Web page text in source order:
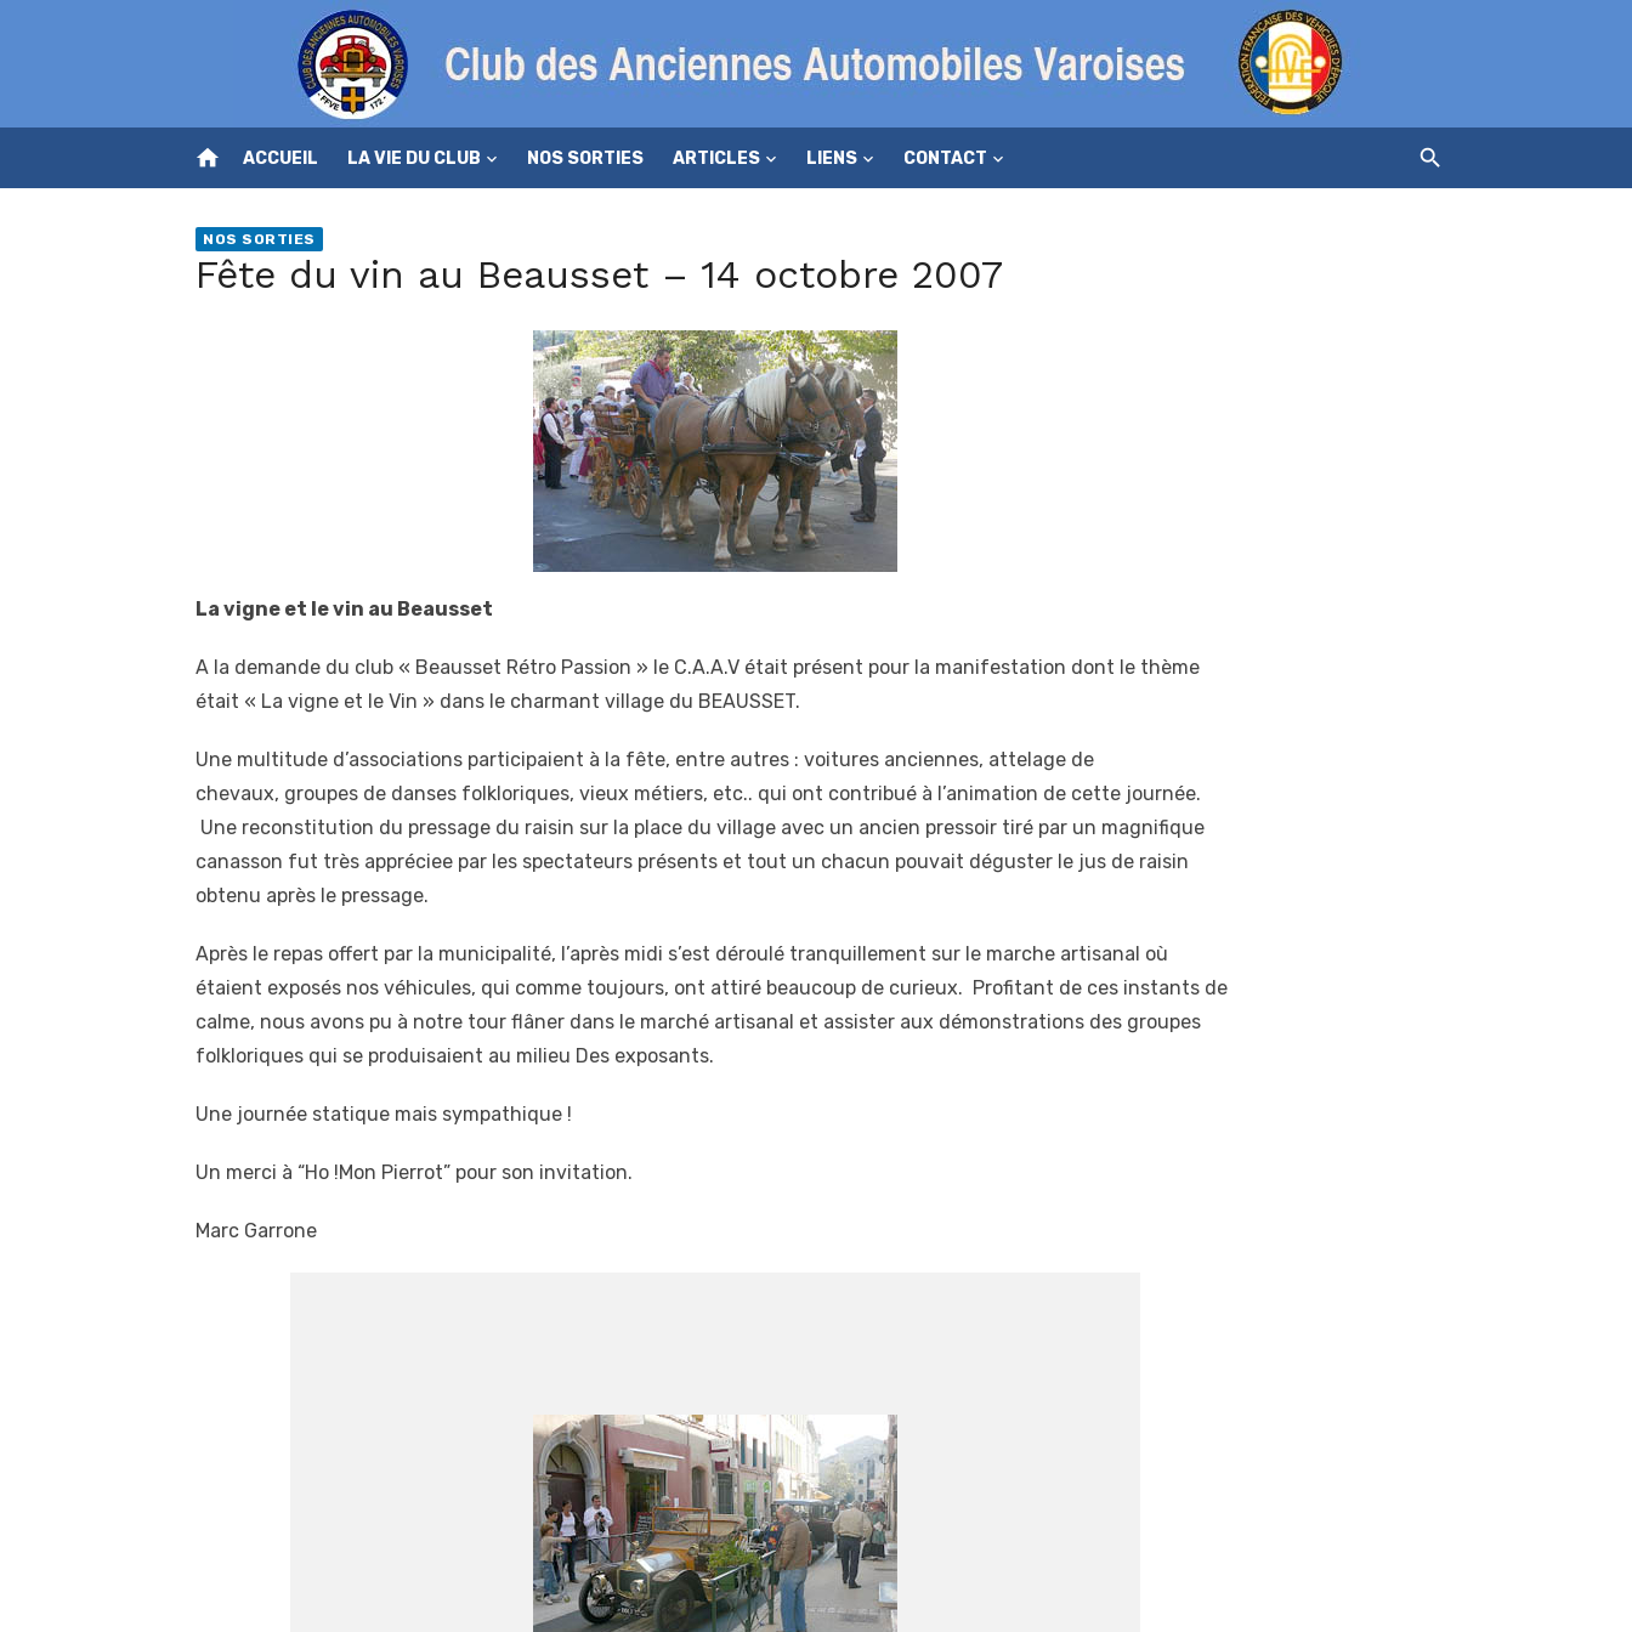
home ACCUEIL LA VIE DU CLUB NOS SORTIES ARTICLES LIENS CONTACT
NOS SORTIES
Fête du vin au Beausset – 14 octobre 2007
La vigne et le vin au Beausset
A la demande du club « Beausset Rétro Passion » le C.A.A.V était présent pour la manifestation dont le thème
était « La vigne et le Vin » dans le charmant village du BEAUSSET.
Une multitude d’associations participaient à la fête, entre autres : voitures anciennes, attelage de
chevaux, groupes de danses folkloriques, vieux métiers, etc.. qui ont contribué à l’animation de cette journée.
Une reconstitution du pressage du raisin sur la place du village avec un ancien pressoir tiré par un magnifique
canasson fut très appréciee par les spectateurs présents et tout un chacun pouvait déguster le jus de raisin
obtenu après le pressage.
Après le repas offert par la municipalité, l’après midi s’est déroulé tranquillement sur le marche artisanal où
étaient exposés nos véhicules, qui comme toujours, ont attiré beaucoup de curieux. Profitant de ces instants de
calme, nous avons pu à notre tour flâner dans le marché artisanal et assister aux démonstrations des groupes
folkloriques qui se produisaient au milieu Des exposants.
Une journée statique mais sympathique !
Un merci à “Ho !Mon Pierrot” pour son invitation.
Marc Garrone